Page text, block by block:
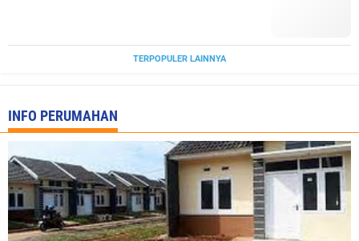
TERPOPULER LAINNYA
INFO PERUMAHAN